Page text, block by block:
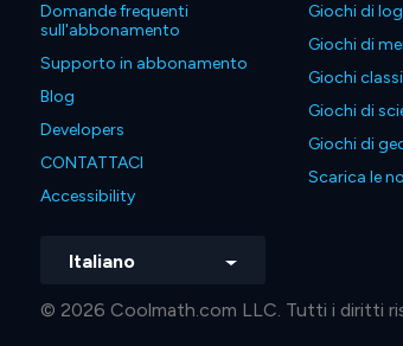
Domande frequenti
sull'abbonamento
Supporto in abbonamento
Blog
Developers
CONTATTACI
Accessibility
Giochi di
Giochi di
Giochi
Giochi di
Giochi di
Scarica le
Italiano
© 2026 Coolmath.com LLC. Tutti i diritti